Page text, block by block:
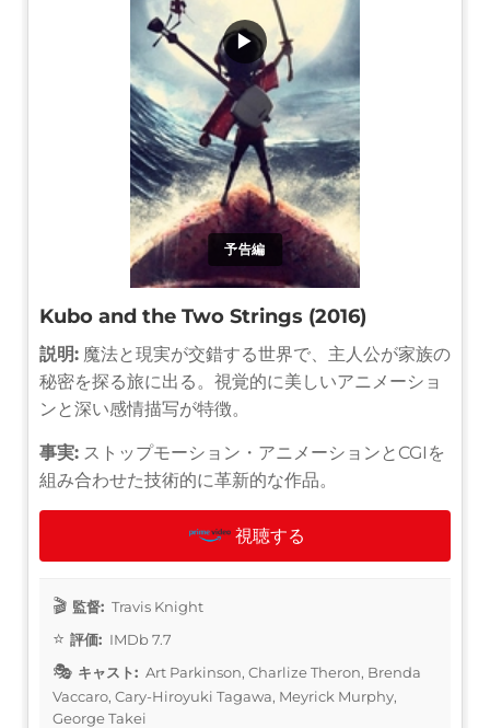
予告編
▶
Kubo and the Two Strings (2016)
説明: 魔法と現実が交錯する世界で、主人公が家族の
秘密を探る旅に出る。視覚的に美しいアニメーショ
ンと深い感情描写が特徴。
事実: ストップモーション・アニメーションとCGIを
組み合わせた技術的に革新的な作品。
視聴する
監督: Travis Knight
評価: IMDb 7.7
キャスト: Art Parkinson, Charlize Theron, Brenda
Vaccaro, Cary-Hiroyuki Tagawa, Meyrick Murphy,
George Takei